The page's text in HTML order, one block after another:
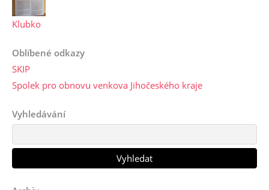
Klubko
Oblíbené odkazy
SKIP
Spolek pro obnovu venkova Jihočeského kraje
Vyhledávání